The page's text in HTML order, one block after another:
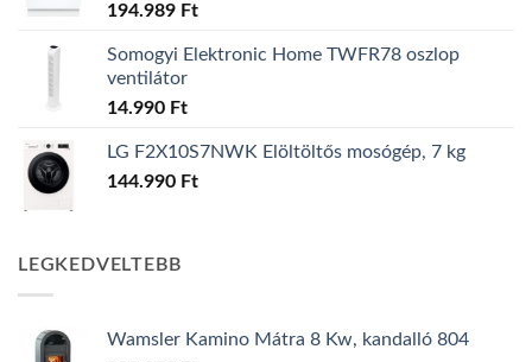
194.989 Ft
Somogyi Elektronic Home TWFR78 oszlop
ventilátor
14.990 Ft
LG F2X10S7NWK Elöltöltős mosógép, 7 kg
144.990 Ft
LEGKEDVELTEBB
Wamsler Kamino Mátra 8 Kw, kandalló 804